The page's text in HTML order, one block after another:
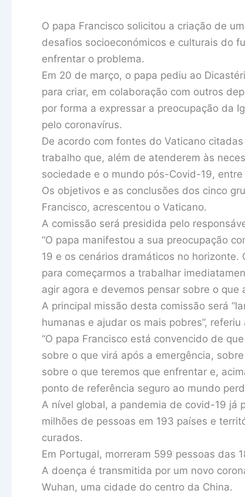
O papa Francisco solicitou a criação de
desafios socioeconómicos e culturais do
enfrentar o problema.
Em 20 de março, o papa pediu ao
para criar, em colaboração com outros
por forma a expressar a preocupação da
pelo coronavírus.
De acordo com fontes do Vaticano
trabalho que, além de atenderem às
sociedade e o mundo pós-Covid-19,
Os objetivos e as conclusões dos cinco
Francisco, acrescentou o Vaticano.
A comissão será presidida pelo
“O papa manifestou a sua preocupação
19 e os cenários dramáticos no
para começarmos a trabalhar
agir agora e devemos pensar sobre o que
A principal missão desta comissão será
humanas e ajudar os mais pobres”,
“O papa Francisco está convencido de
sobre o que virá após a emergência,
sobre o que teremos que enfrentar e,
ponto de referência seguro ao mundo
A nível global, a pandemia de covid-19 já
milhões de pessoas em 193 países e
curados.
Em Portugal, morreram 599 pessoas das
A doença é transmitida por um novo
Wuhan, uma cidade do centro da China.